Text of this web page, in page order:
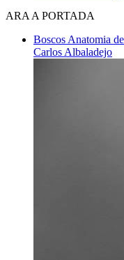
ARA A PORTADA
Boscos Anatomia
Carlos Albaladejo